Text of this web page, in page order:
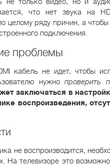
что нет звука на
целому ряду причин, а
подключения.
проблемы
кабель не идет, чтобы
нужнопроверить
заключаться в
воспроизведения,
не воспроизводится,
На телевизоре это